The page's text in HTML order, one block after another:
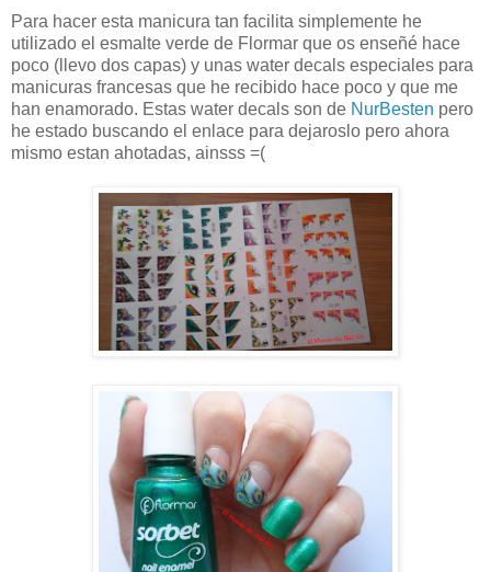
Para hacer esta manicura tan facilita simplemente he
utilizado el esmalte verde de Flormar que os enseñé hace
poco (llevo dos capas) y unas water decals especiales para
manicuras francesas que he recibido hace poco y que me
han enamorado. Estas water decals son de NurBesten pero
he estado buscando el enlace para dejaroslo pero ahora
mismo estan ahotadas, ainsss =(